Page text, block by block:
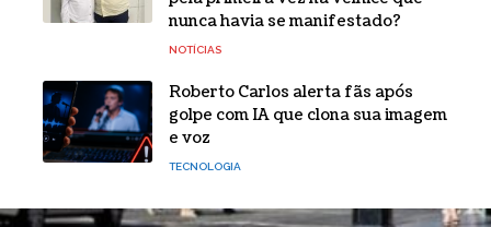
nunca havia se manifestado?
NOTÍCIAS
Roberto Carlos alerta fãs após
golpe com IA que clona sua imagem
e voz
TECNOLOGIA